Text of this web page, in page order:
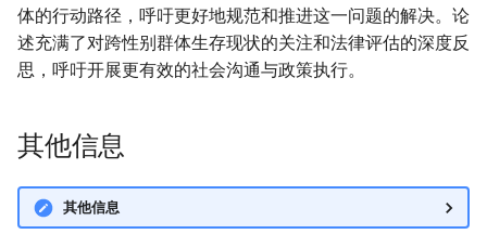
体的行动路径，呼吁更好地规范和推进这一问题的解决。论
述充满了对跨性别群体生存现状的关注和法律评估的深度反
思，呼吁开展更有效的社会沟通与政策执行。
其他信息
其他信息